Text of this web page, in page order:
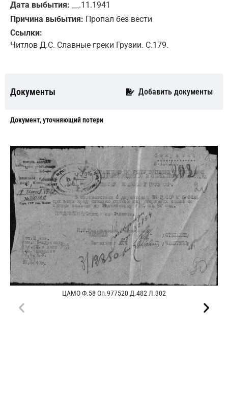
Дата выбытия: __.11.1941
Причина выбытия: Пропал без вести
Ссылки:
Читлов Д.С. Славные греки Грузии. С.179.
Документы Добавить документы
Документ, уточняющий потери
ЦАМО Ф.58 Оп.977520 Д.482 Л.302